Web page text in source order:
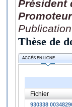
Président
Promoteur
Publication
Thèse de
ACCÈS EN LIGNE
Fichier
930338